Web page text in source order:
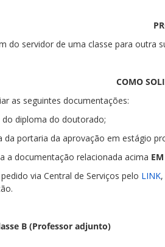
do servidor de uma classe para outra
COMO
as seguintes documentações:
do diploma do doutorado;
da portaria da aprovação em estágio
a documentação relacionada acima
via Central de Serviços pelo LINK
B (Professor adjunto)